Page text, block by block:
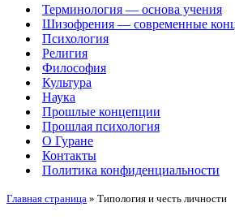
навигацииТерминология — основа учения
Шизофрения — современные
Психология
Религия
Философия
Культура
Наука
Прошлые концепции
Прошлая психология
О Гуране
Контакты
Политика конфиденциальности
Главная страница » Типология и честь личности